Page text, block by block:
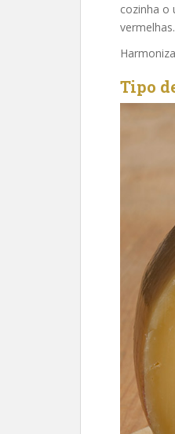
cozinha o
vermelhas.
Tipo